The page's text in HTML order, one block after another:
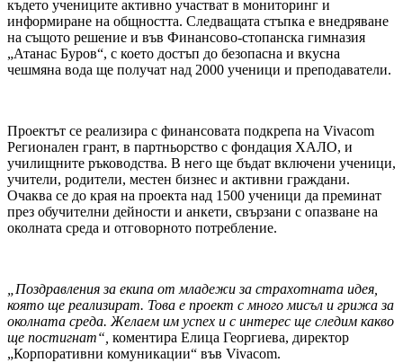
където учениците активно участват в мониторинг и
информиране на общността. Следващата стъпка е внедряване
на същото решение и във Финансово-стопанска гимназия
„Атанас Буров“, с което достъп до безопасна и вкусна
чешмяна вода ще получат над 2000 ученици и преподаватели.
Проектът се реализира с финансовата подкрепа на Vivacom
Регионален грант, в партньорство с фондация ХАЛО, и
училищните ръководства. В него ще бъдат включени ученици,
учители, родители, местен бизнес и активни граждани.
Очаква се до края на проекта над 1500 ученици да преминат
през обучителни дейности и анкети, свързани с опазване на
околната среда и отговорното потребление.
„Поздравления за екипа от младежи за страхотната идея,
която ще реализират. Това е проект с много мисъл и грижа за
околната среда. Желаем им успех и с интерес ще следим какво
ще постигнат“ коментира Елица Георгиева, директор
„Корпоративни комуникации“ във Vivacom.